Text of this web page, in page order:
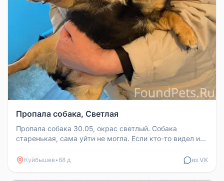
Пропала собака, Светлая
Пропала собака 30.05, окрас светлый. Собака
старенькая, сама уйти не могла. Если кто-то видел или
Куйбышев•68 д из VK